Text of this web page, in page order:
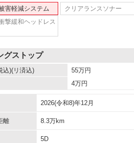
害軽減システム
クリアランスソナー
撃緩和ヘッドレス
グストップ
込)(リ済込) 55万円
4万円
2026(令和8)年12月
離 8.3万km
5D